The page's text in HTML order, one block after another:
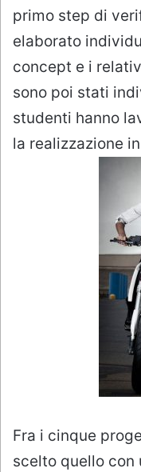
primo step di
elaborato
concept e i
sono poi stati
studenti hanno
la realizzazione
Fra i cinque
scelto quello